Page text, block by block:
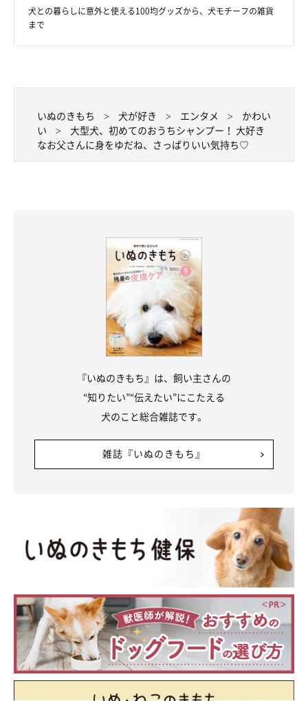
犬との暮らしに意外と使える100均グッズから、犬モチーフの雑貨
まで
いぬのきもち 犬が好き エンタメ
かわい
い
大型犬、初めてのおうちシャンプー！ 大好き
なお父さんに身をゆだね、さっぱりいい気持ち♡
『いぬのきもち』は、飼い主さんの
“知りたい”“伝えたい”にこたえる
犬のこと総合雑誌です。
雑誌『いぬのきもち』